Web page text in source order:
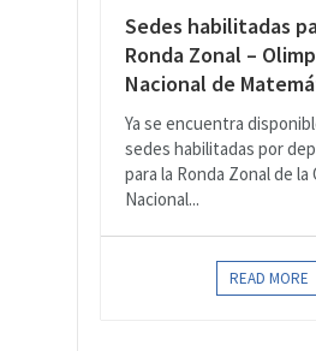
Sedes habilitadas
Ronda Zonal –
Nacional de
Ya se encuentra
sedes habilitadas por
para la Ronda Zonal de la
Nacional...
READ MORE